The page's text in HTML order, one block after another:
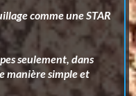
comme une STAR
seulement, dans
manière simple et